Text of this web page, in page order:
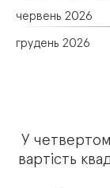
червень 2026
грудень 2026
У
вартість